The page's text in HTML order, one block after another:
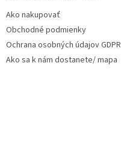
Ako nakupovať
Obchodné podmienky
Ochrana osobných údajov GDPR
Ako sa k nám dostanete/ mapa